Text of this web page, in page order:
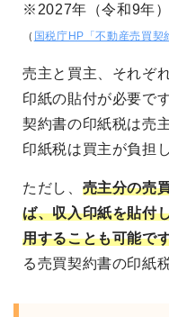
※2027年（令和9年
（ 国税庁HP「不動産売買契
売主と買主、それぞ
印紙の貼付が必要で
契約書の印紙税は売
印紙税は買主が負担
ただし、 売主分の売
ば、収入印紙を貼付
用することも可能で
る売買契約書の印紙